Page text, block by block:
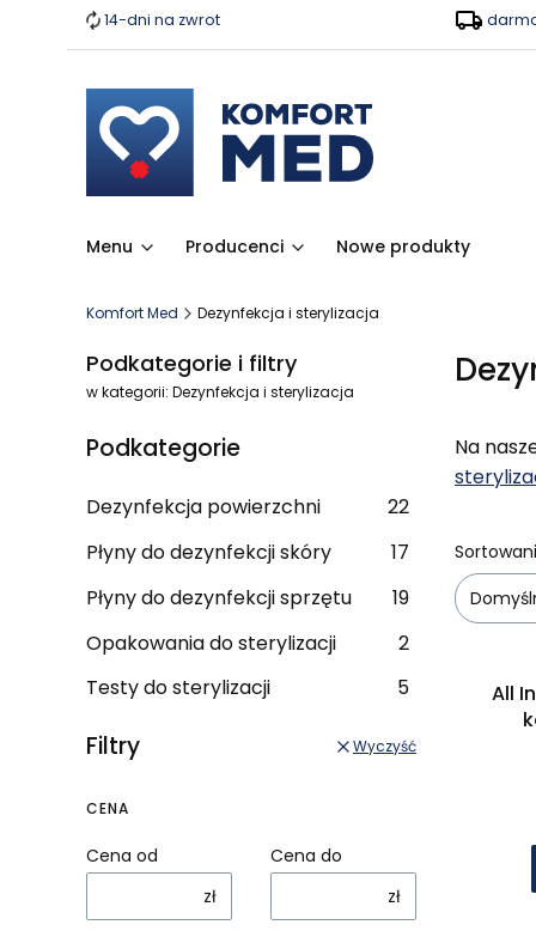
14-dni na zwrot
Menu Producenci Nowe produkty
Komfort Med Dezynfekcja i sterylizacja
Podkategorie i filtry
w kategorii: Dezynfekcja i sterylizacja
Podkategorie
Dezynfekcja powierzchni
22
Płyny do dezynfekcji skóry
17
Płyny do dezynfekcji sprzętu
19
Opakowania do sterylizacji
2
Testy do sterylizacji
5
Filtry Wyczyść
CENA
Cena od
zł
Cena do
zł
Na
Lista
All